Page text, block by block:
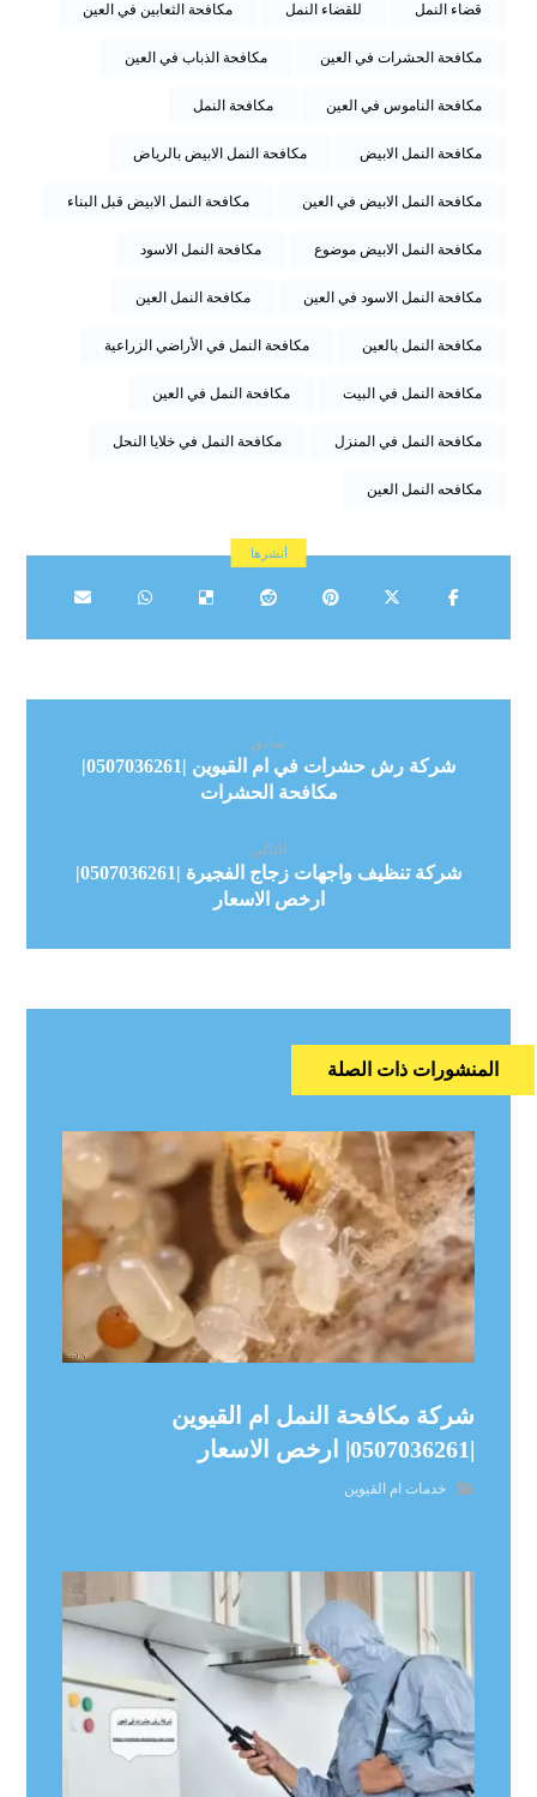
قضاء النمل للقضاء النمل مكافحة الثعابين في العين
مكافحة الحشرات في العين مكافحة الذباب في العين
مكافحة الناموس في العين مكافحة النمل
مكافحة النمل الابيض مكافحة النمل الابيض بالرياض
مكافحة النمل الابيض في العين مكافحة النمل الابيض قبل البناء
مكافحة النمل الابيض موضوع مكافحة النمل الاسود
مكافحة النمل الاسود في العين مكافحة النمل العين
مكافحة النمل بالعين مكافحة النمل في الأراضي الزراعية
مكافحة النمل في البيت مكافحة النمل في العين
مكافحة النمل في المنزل مكافحة النمل في خلايا النحل
مكافحه النمل العين
سابق
شركة رش حشرات في ام القيوين |0507036261|
مكافحة الحشرات
التالي
شركة تنظيف واجهات زجاج الفجيرة |0507036261|
ارخص الاسعار
المنشورات ذات الصلة
شركة مكافحة النمل ام القيوين
|0507036261| ارخص الاسعار
خدمات ام القيوين